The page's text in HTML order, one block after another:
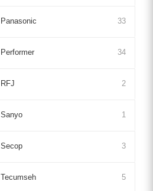
Panasonic 33
Performer 34
RFJ 2
Sanyo 1
Secop 3
Tecumseh 5